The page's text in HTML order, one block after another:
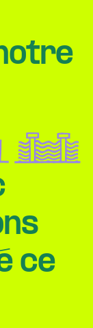
ce